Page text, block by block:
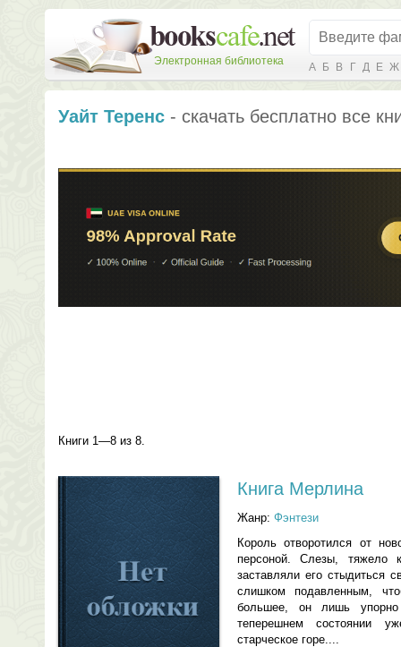
Электронная библиотека А Б В Г Д Е Ж
Уайт Теренс - скачать бесплатно все
Книги 1—8 из 8.
Книга Мерлина
Жанр: Фэнтези
Король отворотился от
персоной. Слезы, тяжело
заставляли его стыдиться
слишком подавленным,
большее, он лишь
теперешнем состоянии
старческое горе....